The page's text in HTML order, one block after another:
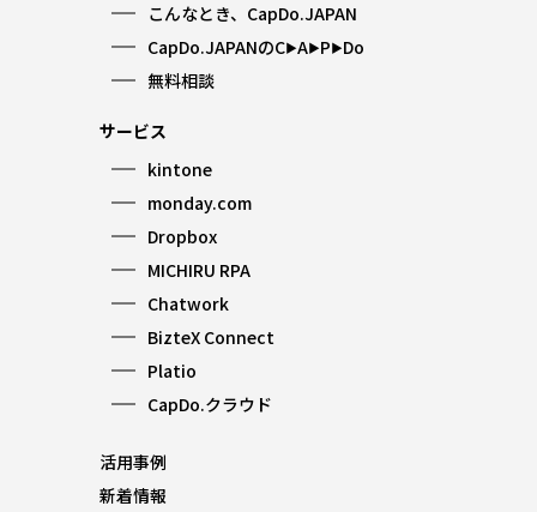
こんなとき、CapDo.JAPAN
CapDo.JAPANのC▶︎A▶︎P▶︎Do
無料相談
サービス
kintone
monday.com
Dropbox
MICHIRU RPA
Chatwork
BizteX Connect
Platio
CapDo.クラウド
活用事例
新着情報